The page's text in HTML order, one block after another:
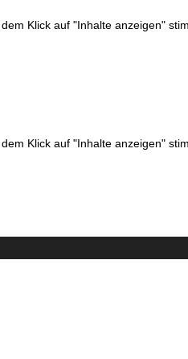
Klick auf "Inhalte anzeigen"
Klick auf "Inhalte anzeigen"